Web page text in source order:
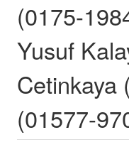
(0175-
Yusuf
Cetinkaya
(01577-